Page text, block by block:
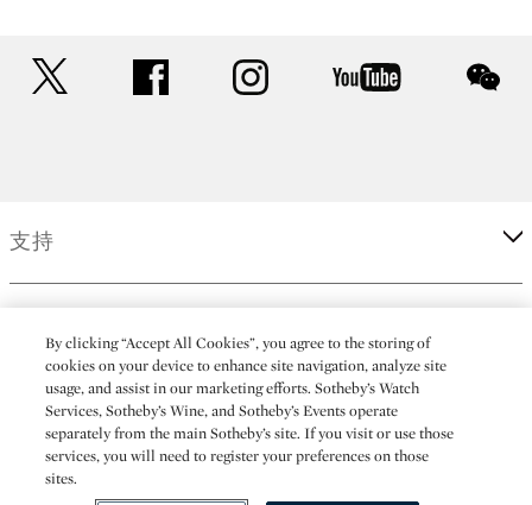
facebook instagram youtube
支持
更多
By clicking “Accept All Cookies”, you agree to the storing of
cookies on your device to enhance site navigation, analyze site
usage, and assist in our marketing efforts. Sotheby’s Watch
Services, Sotheby’s Wine, and Sotheby’s Events operate
separately from the main Sotheby’s site. If you visit or use those
services, you will need to register your preferences on those
sites.